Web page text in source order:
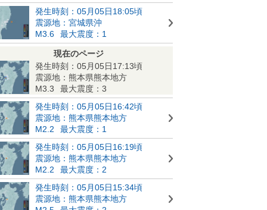
発生時刻：05月05日18:05頃
震源地：宮城県沖
M3.6
最大震度：1
現在のページ
発生時刻：05月05日17:13頃
震源地：熊本県熊本地方
M3.3
最大震度：3
発生時刻：05月05日16:42頃
震源地：熊本県熊本地方
M2.2
最大震度：1
発生時刻：05月05日16:19頃
震源地：熊本県熊本地方
M2.2
最大震度：2
発生時刻：05月05日15:34頃
震源地：熊本県熊本地方